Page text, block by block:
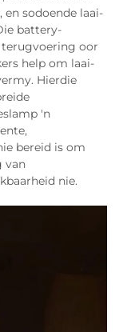
sodoende laai-
battery-
terugvoering oor
help om laai-
Hierdie
'n
bereid is om
van
nie.